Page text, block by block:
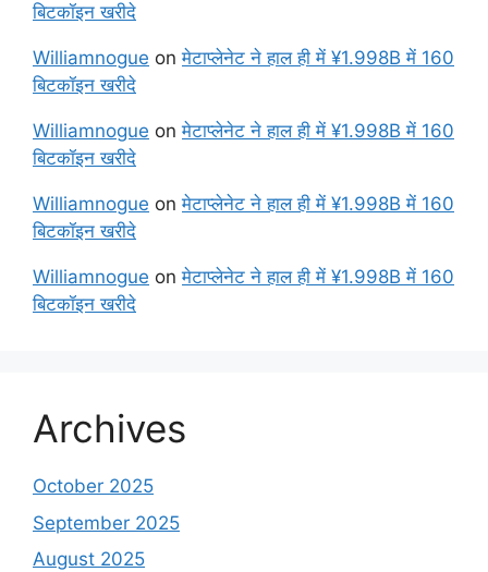
बिटकॉइन खरीदे
Williamnogue onमेटाप्लेनेट ने हाल ही में ¥1.998B में 160
बिटकॉइन खरीदे
Williamnogue onमेटाप्लेनेट ने हाल ही में ¥1.998B में 160
बिटकॉइन खरीदे
Williamnogue onमेटाप्लेनेट ने हाल ही में ¥1.998B में 160
बिटकॉइन खरीदे
Williamnogue onमेटाप्लेनेट ने हाल ही में ¥1.998B में 160
बिटकॉइन खरीदे
Archives
October 2025
September 2025
August 2025